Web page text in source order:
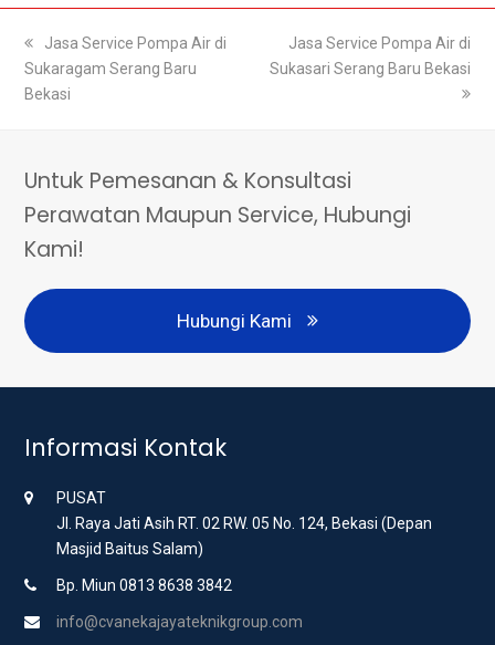
previous
post:
Jasa Service Pompa Air di
Sukaragam Serang Baru
Bekasi
next
post:
Jasa Service Pompa Air di
Sukasari Serang Baru Bekasi
Untuk Pemesanan & Konsultasi
Perawatan Maupun Service, Hubungi
Kami!
Hubungi Kami
Informasi Kontak
PUSAT
Jl. Raya Jati Asih RT. 02 RW. 05 No. 124, Bekasi (Depan
Masjid Baitus Salam)
Bp. Miun 0813 8638 3842
info@cvanekajayateknikgroup.com